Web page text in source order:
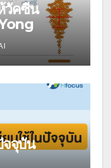
วัคซีน
จจุบัน